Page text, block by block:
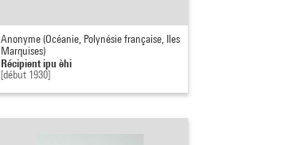
Anonyme (Océanie, Polynésie française, Iles
Marquises)
Récipient ipu èhi
[début 1930]